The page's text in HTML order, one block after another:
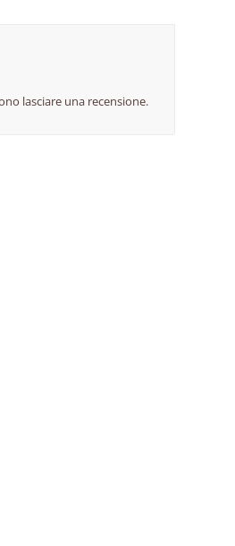
lasciare una recensione.